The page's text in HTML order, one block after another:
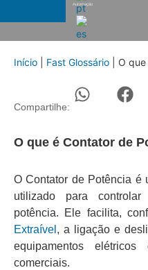
Automação
Início Fast Glossário O
Compartilhe:
O que é Contator de
O Contator de Potência é
utilizado para
potência. Ele facilita,
Extraível , a ligação e
equipamentos
comerciais.